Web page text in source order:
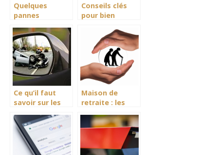
Quelques
pannes
voiture et
comment les
régler
Conseils clés
pour bien
cuisine
Ce qu’il faut
savoir sur les
automobile
Maison de
retraite : les
importants à
considérer